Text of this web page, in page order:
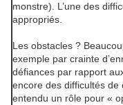
monstre). L’une des
appropriés.
Les obstacles ?
exemple par crainte
défiances par rapport
encore des difficultés de
entendu un rôle pour «